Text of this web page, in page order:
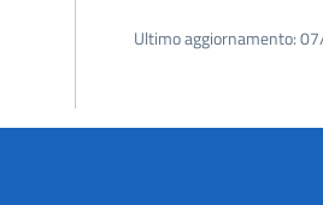
Ultimo aggiornamento: